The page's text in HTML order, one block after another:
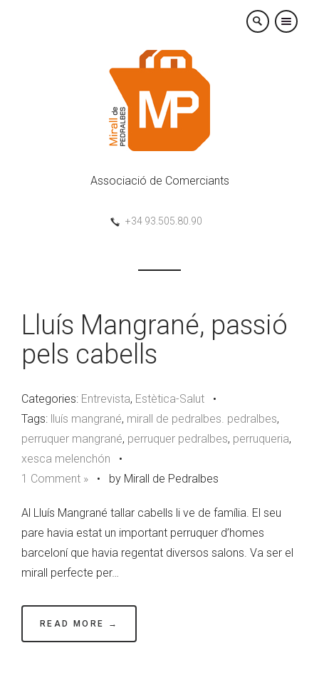
×
Associació de Comerciants
+34 93.505.80.90
Lluís Mangrané, passió
pels cabells
Categories: Entrevista, Estètica-Salut •
Tags: lluís mangrané, mirall de pedralbes. pedralbes,
perruquer mangrané, perruquer pedralbes, perruqueria,
xesca melenchón •
1 Comment » • by Mirall de Pedralbes
Al Lluís Mangrané tallar cabells li ve de família. El seu
pare havia estat un important perruquer d’homes
barceloní que havia regentat diversos salons. Va ser el
mirall perfecte per…
READ MORE →